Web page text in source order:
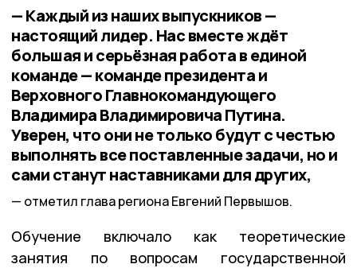
— Каждый из наших выпускников —
настоящий лидер. Нас вместе ждёт
большая и серьёзная работа в единой
команде — команде президента и
Верховного Главнокомандующего
Владимира Владимировича Путина.
Уверен, что они не только будут с честью
выполнять все поставленные задачи, но и
сами станут наставниками для других,
отметил глава региона Евгений Первышов.
Обучение включало как теоретические
занятия по вопросам государственной